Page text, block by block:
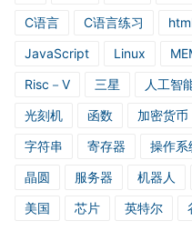
C语言
C语言练习
JavaScript
Linux
Risc－V
三星 人工智
光刻机
函数 加密货币
字符串
寄存器 操作系
晶圆
服务器 机器人
美国
芯片 英特尔